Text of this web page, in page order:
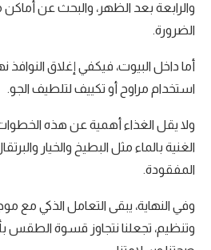
والرابعة بعد الظهر، والبحث عن
الضرورة.
أما داخل البيوت، فيكفي إغلاق
استخدام مراوح أو تكييف لتلطيف الجو.
ولا يقل الغذاء أهمية عن هذه
الغنية بالماء مثل البطيخ والخيار
المفقودة.
وفي النهاية، يبقى التعامل الذكي مع
وتنظيم، تجعلنا نتجاوز قسوة الطقس